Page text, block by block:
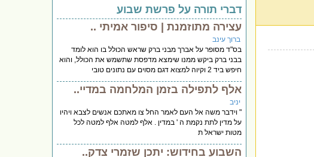
דברי תורה על פרשת שבוע
עצירה מתוזמנת | סיפור אמיתי ..
ברוך עינב
בס"ד מסופר על אברך מבני ברק שראש הכולל בו הוא לומד
בבני ברק ביקש ממנו שימצא מדפסת שתשמש את הכולל, והוא
חיפש ביד 2 וקיוה למצוא דגם מסוים עם נתונים טובי
אלף לתפילה בזמן המלחמה במדיי..
יניב
" וידבר משה אל העם לאמר החל צו מאתכם אנשים לצבא ויהיו
על מדין לתת נקמת ה ' במדין . אלף למטה אלף למטה לכל
מטות ישראל ת
השבוע בחידוש: יתכן שזמרי צדק..